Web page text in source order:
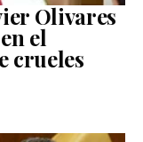
Olivares
el
crueles